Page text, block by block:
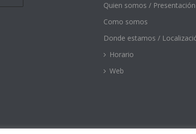
Quien somos / Presentación
Como somos
Donde estamos /
Horario
Web